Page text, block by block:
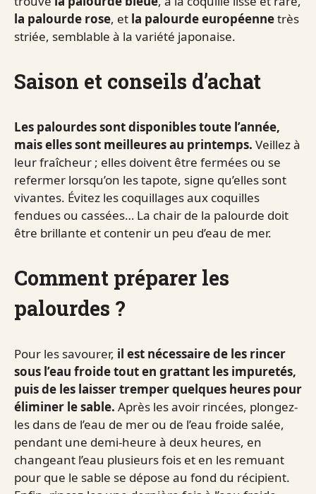
la palourde rose, et la palourde européennetrès
striée, semblable à la variété japonaise.
Saison et conseils d’achat
Les palourdes sont disponibles toute l’année,
mais elles sont meilleures au printemps. Veillez à
leur fraîcheur ; elles doivent être fermées ou se
refermer lorsqu’on les tapote, signe qu’elles sont
vivantes. Évitez les coquillages aux coquilles
fendues ou cassées… La chair de la palourde doit
être brillante et contenir un peu d’eau de mer.
Comment préparer les
palourdes ?
Pour les savourer, il est nécessaire de les rincer
sous l’eau froide tout en grattant les impuretés,
puis de les laisser tremper quelques heures pour
éliminer le sable. Après les avoir rincées, plongez-
les dans de l’eau de mer ou de l’eau froide salée,
pendant une demi-heure à deux heures, en
changeant l’eau plusieurs fois et en les remuant
pour que le sable se dépose au fond du récipient.